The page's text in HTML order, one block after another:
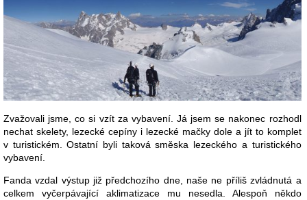
Zvažovali jsme, co si vzít za vybavení. Já jsem se nakonec rozhodl
nechat skelety, lezecké cepíny i lezecké mačky dole a jít to komplet
v turistickém. Ostatní byli taková směska lezeckého a turistického
vybavení.
Fanda vzdal výstup již předchozího dne, naše ne příliš zvládnutá a
celkem vyčerpávající aklimatizace mu nesedla. Alespoň někdo